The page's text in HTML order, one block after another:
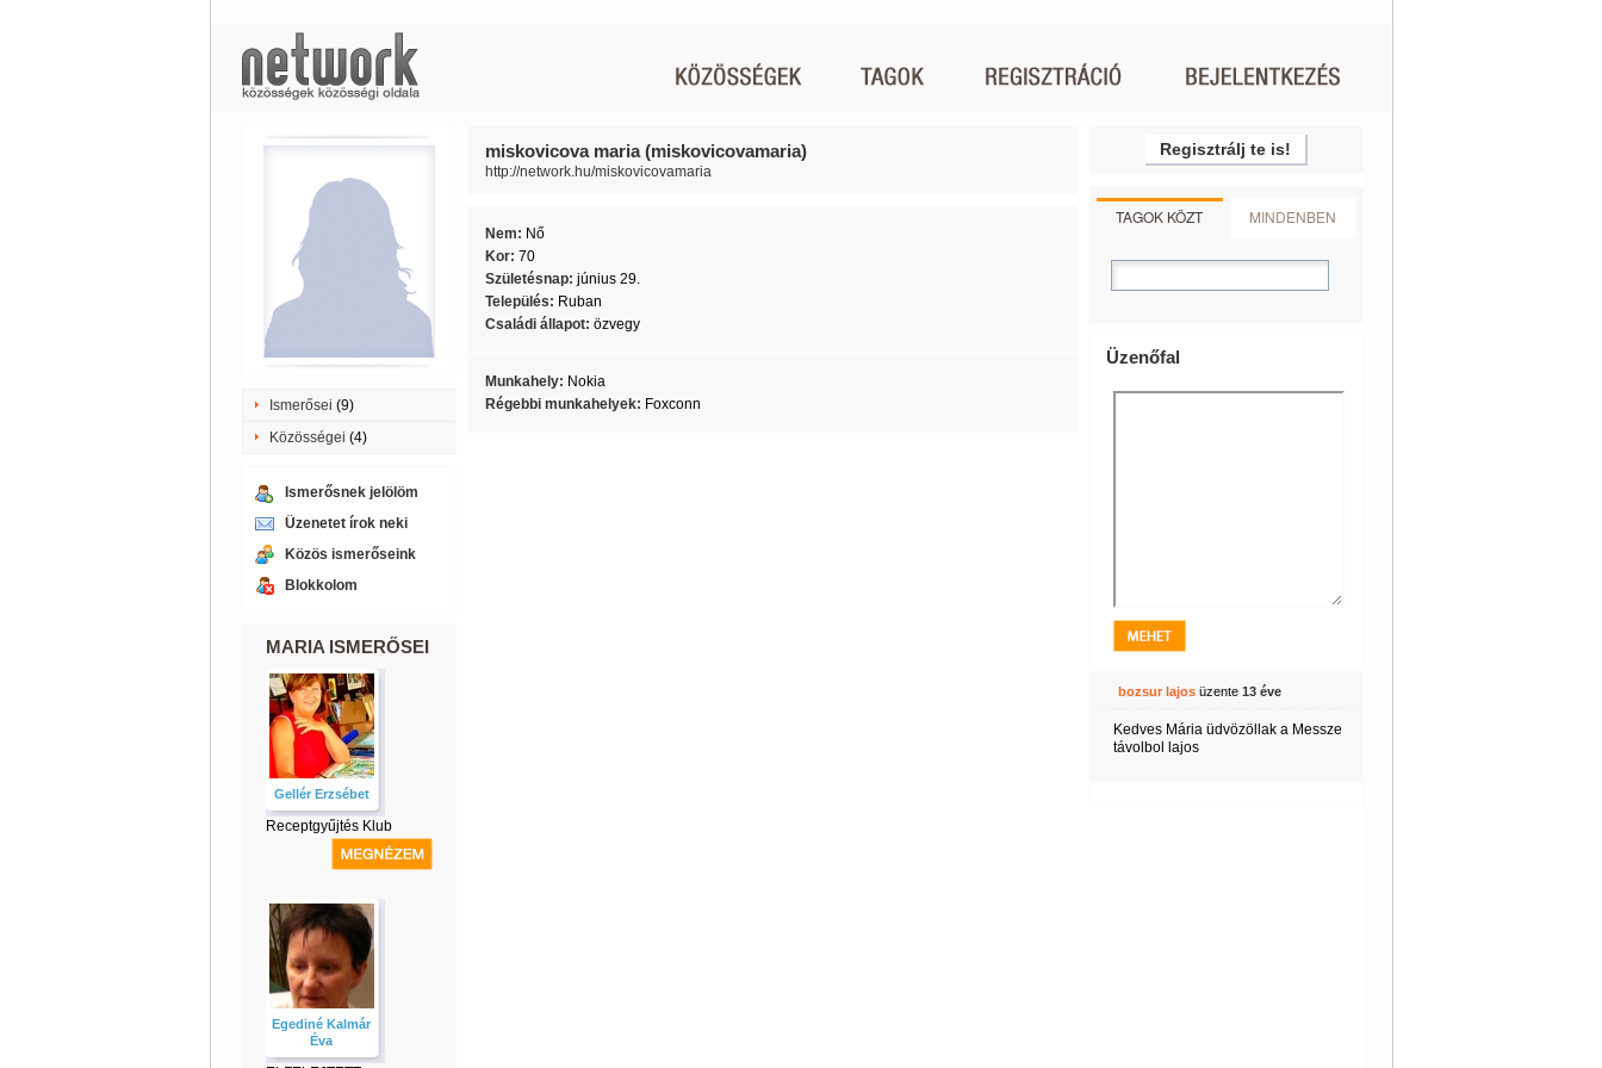
Ismerősei (9)
Közösségei (4)
Ismerősnek jelölöm
Üzenetet írok neki
Közös ismerőseink
Blokkolom
MARIA ISMERŐSEI
Gellér Erzsébet
Receptgyűjtés Klub
Egediné Kalmár
Éva
miskovicova maria (miskovicovamaria)
http://network.hu/miskovicovamaria
Nem: Nő
Kor: 70
Születésnap: június 29.
Település: Ruban
Családi állapot: özvegy
Munkahely: Nokia
Régebbi munkahelyek: Foxconn
Regisztrálj te is!
TAGOK KÖZT MINDENBEN
Üzenőfal
bozsur lajosüzente 13 éve
Kedves Mária üdvözöllak a Messze
távolbol lajos